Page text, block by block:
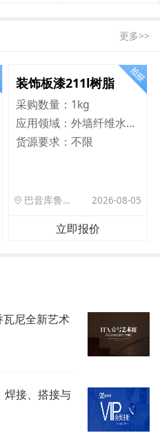
更多>>
装饰板漆211l树脂
采购数量： 1kg
应用领域：
外墙纤维水泥板
货源要求：不限
巴音库鲁提镇,托帕口岸六号库房 2026-08-05
立即报价
尼全新艺术
焊接、搭接与